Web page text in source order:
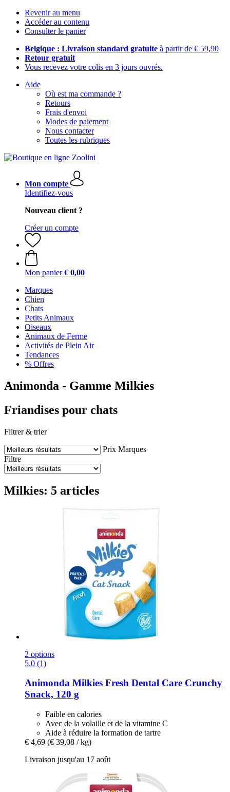
Revenir au menu
Accéder au contenu
Consulter le panier
Belgique : Livraison standard gratuite à partir de € 59,90
Retour gratuit
Vous recevez votre colis en 3 jours ouvrés.
Aide
Où est ma commande ?
Retours
Frais d'envoi
Modes de paiement
Nous contacter
Toutes les rubriques
Mon compte
Identifiez-vous
Nouveau client ?
Créer un compte
Mon panier € 0,00
Marques
Chien
Chats
Petits Animaux
Oiseaux
Animaux de Ferme
Activités de Plein Air
Tendances
% Offres
Animonda - Gamme Milkies
Friandises pour chats
Filtrer & trier
Prix Marques
Filtre
Milkies: 5 articles
2 options
5.0 (1)
Animonda Milkies Fresh Dental Care Crunchy
Snack, 120 g
Faible en calories
Avec de la volaille et de la vitamine C
Aide à réduire la formation de tartre
€ 4,69 (€ 39,08 / kg)
Livraison jusqu'au 17 août